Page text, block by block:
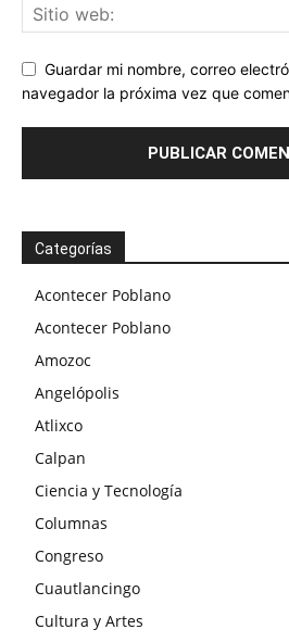
Guardar mi nombre, correo
navegador la próxima vez que
Categorías
Acontecer Poblano
Acontecer Poblano
Amozoc
Angelópolis
Atlixco
Calpan
Ciencia y Tecnología
Columnas
Congreso
Cuautlancingo
Cultura y Artes